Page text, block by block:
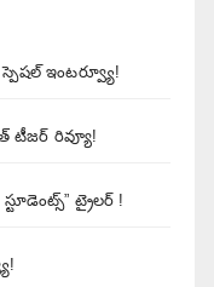
ఇంటర్వ్యూ!
టీజర్ రివ్యూ!
ట్రైలర్ !